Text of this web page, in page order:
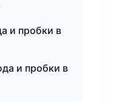
и пробки в
и пробки в